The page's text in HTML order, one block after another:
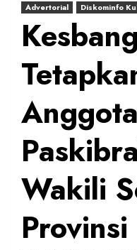
Advertorial Diskominfo
Anggota
Wakili
Provinsi